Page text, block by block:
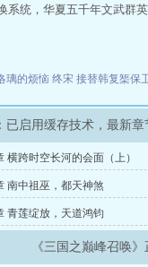
系统，华夏五千年文武群
璃的烦恼 终宋 接替韩复榘保
已启用缓存技术，最新
横跨时空长河的会面（上）
南中祖巫，都天神煞
青莲绽放，天道鸿钧
《三国之巅峰召唤》